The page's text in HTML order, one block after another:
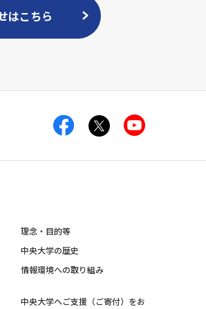
はこちら
理念・目的等
中央大学の歴史
情報環境への取り組み
中央大学へご支援（ご寄付）をお